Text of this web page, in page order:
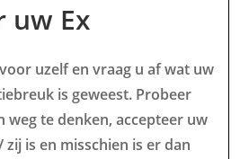
uw Ex
uzelf en vraag u af wat uw
is geweest. Probeer
weg te denken, accepteer uw
is en misschien is er dan